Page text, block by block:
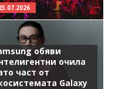
обяви
очила
част от
Galaxy